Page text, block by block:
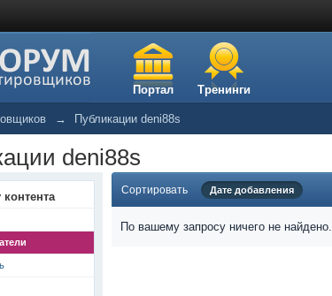
Портал Тренинги
→ Публикации deni88s
deni88s
контента Сортировать Дате добавления
По вашему запросу ничего не найдено.